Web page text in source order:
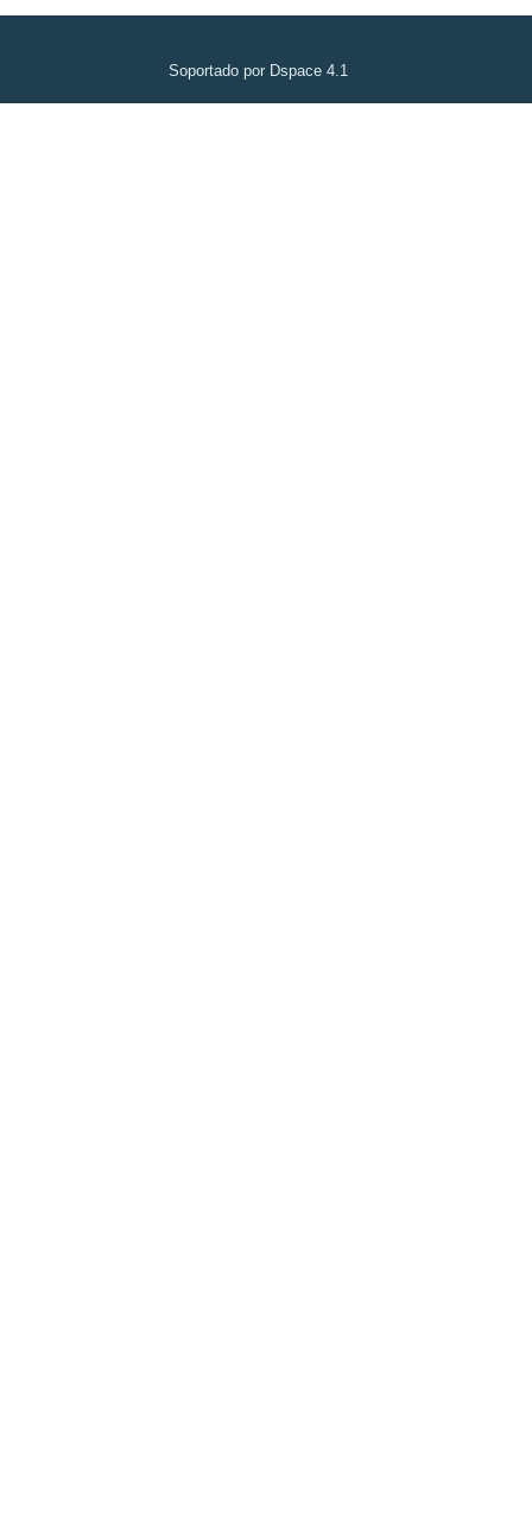
Soportado por Dspace 4.1